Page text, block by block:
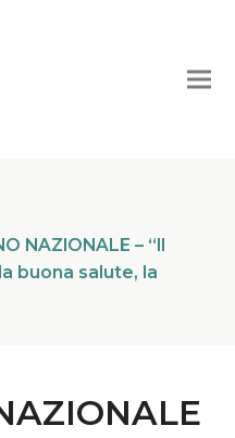
NAZIONALE – “Il
buona salute, la